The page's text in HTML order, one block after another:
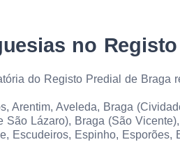
no
do Registo Predial de Braga
Arentim, Aveleda, Braga
São Lázaro), Braga (São
Escudeiros, Espinho, Esporões,